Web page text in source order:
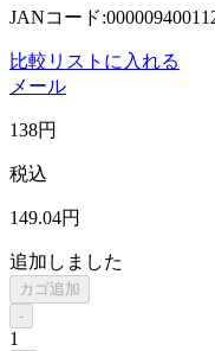
JANコード
比較リストに入れる
メール
138円
税込
149.04円
追加しました
カゴ追加
-
1